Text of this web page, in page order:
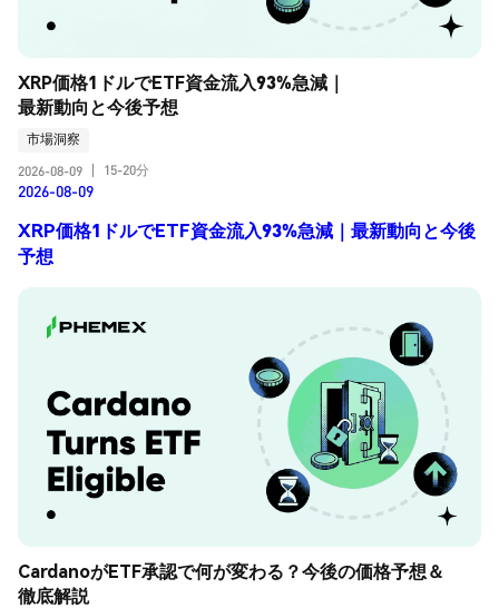
XRP価格1ドルでETF資金流入93%急減｜
最新動向と今後予想
市場洞察
2026-08-09
15-20分
2026-08-09
XRP価格1ドルでETF資金流入93%急減｜最新動向と今後
予想
CardanoがETF承認で何が変わる？今後の価格予想＆
徹底解説